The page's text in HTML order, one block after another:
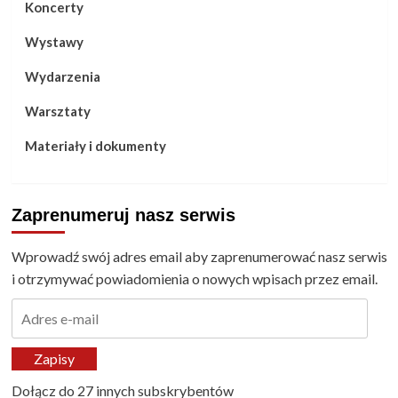
Koncerty
Wystawy
Wydarzenia
Warsztaty
Materiały i dokumenty
Zaprenumeruj nasz serwis
Wprowadź swój adres email aby zaprenumerować nasz serwis
i otrzymywać powiadomienia o nowych wpisach przez email.
mailZapisy
Dołącz do 27 innych subskrybentów